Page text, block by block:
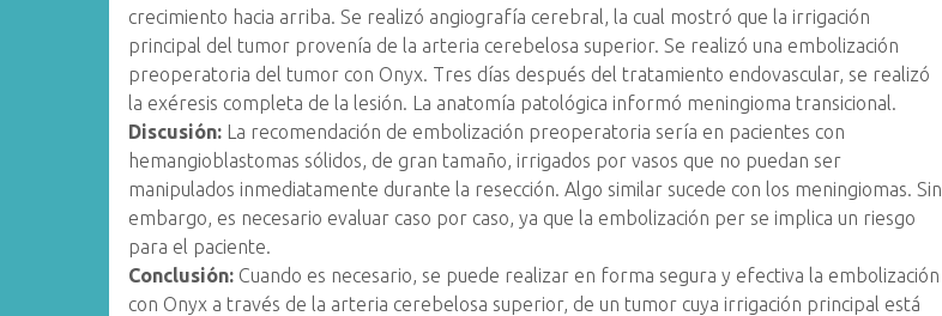
crecimiento hacia arriba. Se realizó angiografía cerebral, la cual mostró que la irrigación
principal del tumor provenía de la arteria cerebelosa superior. Se realizó una embolización
preoperatoria del tumor con Onyx. Tres días después del tratamiento endovascular, se realizó
la exéresis completa de la lesión. La anatomía patológica informó meningioma transicional.
Discusión: La recomendación de embolización preoperatoria sería en pacientes con
hemangioblastomas sólidos, de gran tamaño, irrigados por vasos que no puedan ser
manipulados inmediatamente durante la resección. Algo similar sucede con los meningiomas. Sin
embargo, es necesario evaluar caso por caso, ya que la embolización per se implica un riesgo
para el paciente.
Conclusión: Cuando es necesario, se puede realizar en forma segura y efectiva la embolización
con Onyx a través de la arteria cerebelosa superior, de un tumor cuya irrigación principal está